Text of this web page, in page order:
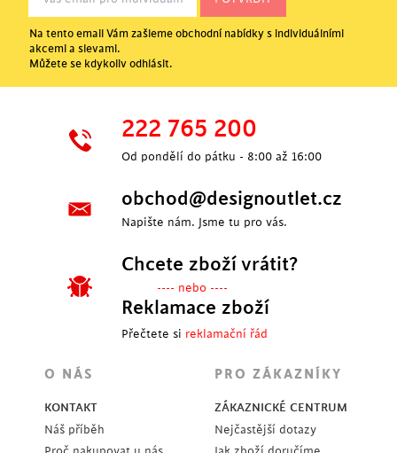
Na tento email Vám zašleme obchodní nabídky s individuálními
akcemi a slevami.
Můžete se kdykoliv odhlásit.
222 765 200
Od pondělí do pátku - 8:00 až 16:00
obchod@designoutlet.cz
Napište nám. Jsme tu pro vás.
Chcete zboží vrátit?
---- nebo ----
Reklamace zboží
Přečtete si reklamační řád
O NÁS
KONTAKT
Náš příběh
PRO ZÁKAZNÍKY
ZÁKAZNICKÉ CENTRUM
Nejčastější dotazy